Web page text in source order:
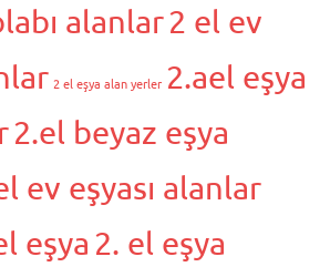
alanlar2 el ev
2 el eşya alan yerler 2.ael eşya
2.el beyaz eşya
ev eşyası alanlar
eşya 2. el eşya